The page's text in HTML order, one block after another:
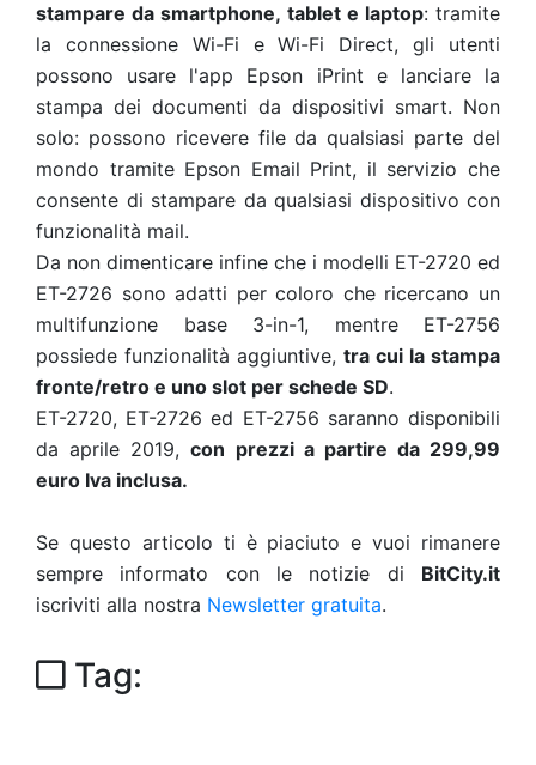
stampare da smartphone, tablet e laptop: tramite
la connessione Wi-Fi e Wi-Fi Direct, gli utenti
possono usare l'app Epson iPrint e lanciare la
stampa dei documenti da dispositivi smart. Non
solo: possono ricevere file da qualsiasi parte del
mondo tramite Epson Email Print, il servizio che
consente di stampare da qualsiasi dispositivo con
funzionalità mail.
Da non dimenticare infine che i modelli ET-2720 ed
ET-2726 sono adatti per coloro che ricercano un
multifunzione base 3-in-1, mentre ET-2756
possiede funzionalità aggiuntive, tra cui la stampa
fronte/retro e uno slot per schede SD.
ET-2720, ET-2726 ed ET-2756 saranno disponibili
da aprile 2019,con prezzi a partire da 299,99
euro Iva inclusa.
Se questo articolo ti è piaciuto e vuoi rimanere
sempre informato con le notizie di BitCity.it
iscriviti alla nostra Newsletter gratuita.
Tag: